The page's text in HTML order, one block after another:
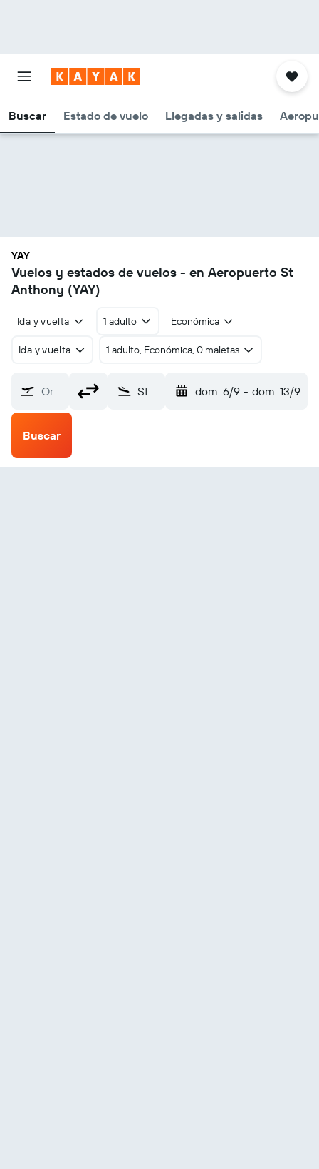
Buscar Estado de vuelo Llegadas y salidas
YAY
Vuelos y estados de vuelos - en Aeropuerto St
Anthony (YAY)
Ida y vuelta 1 adulto Económica
Ida y vuelta 1 adulto, Económica, 0 maletas
Origen St Anthony (YAY) dom. 6/9 - dom. 13/9
Buscar